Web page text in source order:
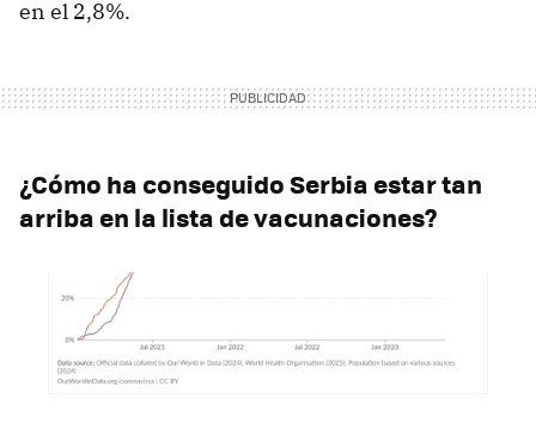
en el 2,8%.
¿Cómo ha conseguido Serbia estar tan
arriba en la lista de vacunaciones?